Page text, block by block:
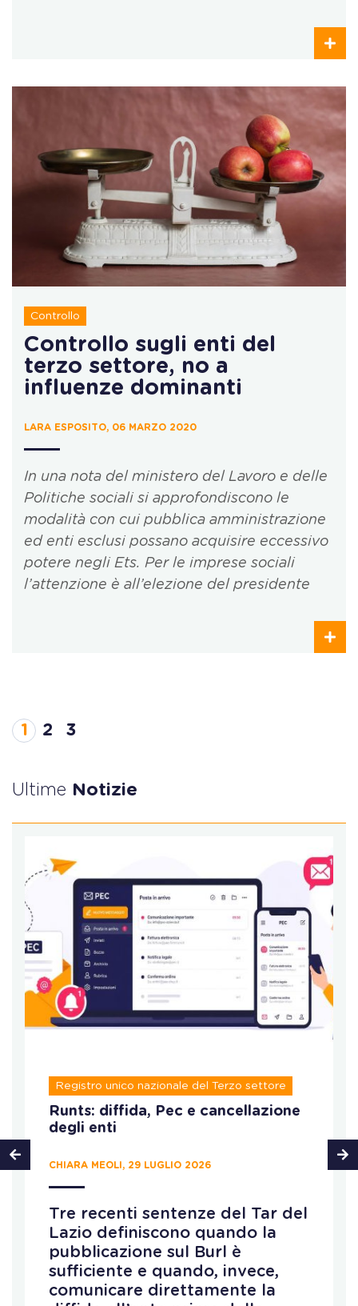
Controllo
Controllo sugli enti del
terzo settore, no a
influenze dominanti
LARA ESPOSITO, 06 MARZO 2020
In una nota del ministero del Lavoro e delle
Politiche sociali si approfondiscono le
modalità con cui pubblica amministrazione
ed enti esclusi possano acquisire eccessivo
potere negli Ets. Per le imprese sociali
l’attenzione è all’elezione del presidente
1 2 3
Ultime Notizie
Registro unico nazionale del Terzo settore
Runts: diffida, Pec e cancellazione
degli enti
CHIARA MEOLI, 29 LUGLIO 2026
Tre recenti sentenze del Tar del
Lazio definiscono quando la
pubblicazione sul Burl è
sufficiente e quando, invece,
comunicare direttamente la